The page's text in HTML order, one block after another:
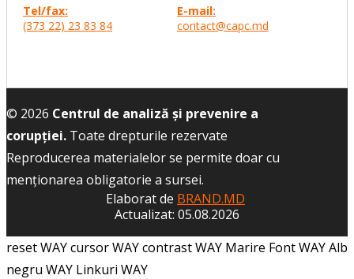
Tel/fax:
(373 22) 23 83 84
E-mail:
contact@capc.md
© 2026 Centrul de analiză și prevenire a
corupției. Toate drepturile rezervate
Reproducerea materialelor se permite doar cu
menţionarea obligatorie a sursei.
Elaborat de BRAND.MD
Actualizat: 05.08.2026
reset WAYcursor WAYcontrast WAY Marire Font WAYAlb
negru WAY Linkuri WAY